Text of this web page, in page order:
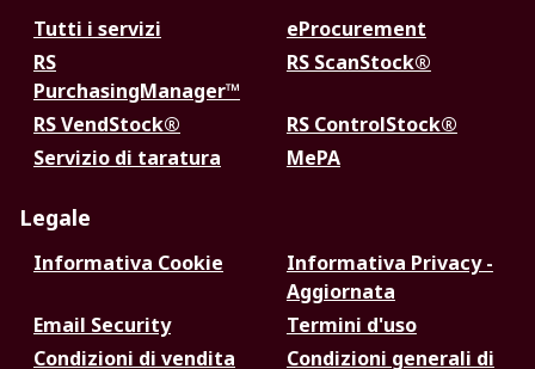
Tutti i servizi
eProcurement
RS
PurchasingManager™
RS ScanStock®
RS VendStock®
RS ControlStock®
Servizio di taratura
MePA
Legale
Informativa Cookie
Informativa Privacy -
Aggiornata
Email Security
Termini d'uso
Condizioni di vendita
Condizioni generali di